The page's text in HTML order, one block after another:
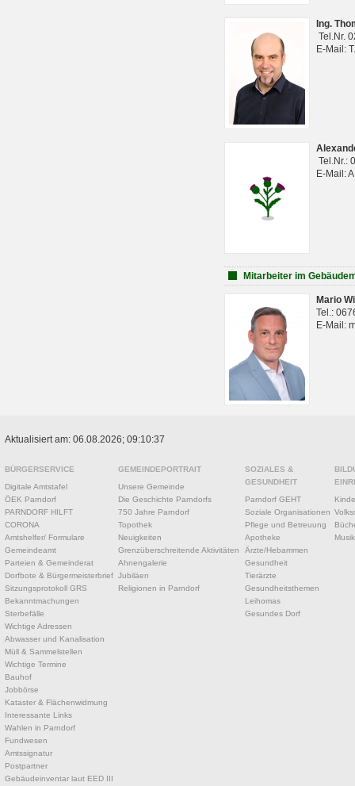
Ing.
Tel.Nr.
E-Mail:
Tel.Nr.:
E-Mail:
Mitarbeiter im
Mario
Tel.:
E-Mail:
Aktualisiert am: 06.08.2026; 09:10:37
BÜRGERSERVICE
Digitale Amtstafel
ÖEK Parndorf
PARNDORF HILFT
CORONA
Amtshelfer/ Formulare
Gemeindeamt
Parteien & Gemeinderat
Dorfbote & Bürgermeisterbrief
Sitzungsprotokoll GRS
Bekanntmachungen
Sterbefälle
Wichtige Adressen
Abwasser und Kanalisation
Müll & Sammelstellen
Wichtige Termine
Bauhof
Jobbörse
Kataster & Flächenwidmung
Interessante Links
Wahlen in Parndorf
Fundwesen
Amtssignatur
Postpartner
Gebäudeinventar laut EED III
GEMEINDEPORTRAIT
Unsere Gemeinde
Die Geschichte Parndorfs
750 Jahre Parndorf
Topothek
Neuigkeiten
Grenzüberschreitende Aktivitäten
Ahnengalerie
Jubiläen
Religionen in Parndorf
SOZIALES &
GESUNDHEIT
Parndorf GEHT
Soziale Organisationen
Pflege und Betreuung
Apotheke
Ärzte/Hebammen
Gesundheit
Tierärzte
Gesundheitsthemen
Leihomas
Gesundes Dorf